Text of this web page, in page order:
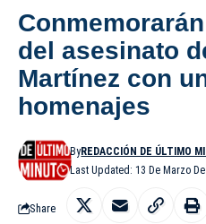
del asesinato
Martínez con
homenajes
Last Updated: 13 De Marzo
ByREDACCIÓN DE ÚLTIMO
Share